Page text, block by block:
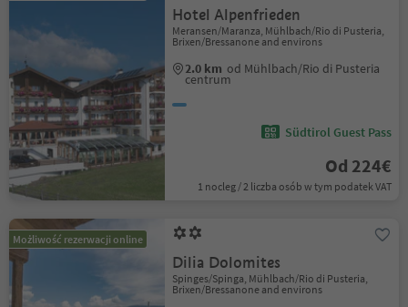
Hotel Alpenfrieden
Meransen/Maranza, Mühlbach/Rio di Pusteria,
Brixen/Bressanone and environs
2.0 km od Mühlbach/Rio di Pusteria
centrum
Südtirol Guest Pass
Od 224€
1 nocleg / 2 liczba osób w tym podatek VAT
Możliwość rezerwacji online
Dilia Dolomites
Spinges/Spinga, Mühlbach/Rio di Pusteria,
Brixen/Bressanone and environs